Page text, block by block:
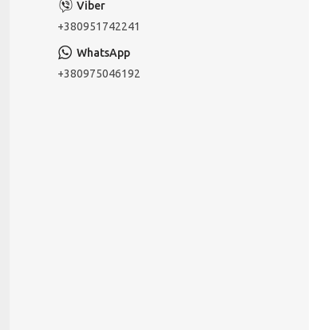
+380951742241
+380975046192